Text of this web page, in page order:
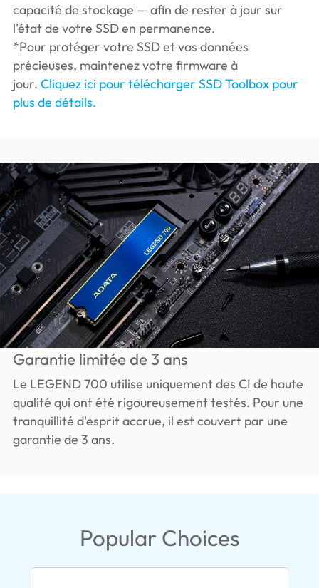
capacité de stockage — afin de rester à jour sur
l'état de votre SSD en permanence.
*Pour protéger votre SSD et vos données
précieuses, maintenez votre firmware à
jour. Cliquez ici pour télécharger SSD Toolbox pour
plus de détails.
Garantie limitée de 3 ans
Le LEGEND 700 utilise uniquement des CI de haute
qualité qui ont été rigoureusement testés. Pour une
tranquillité d'esprit accrue, il est couvert par une
garantie de 3 ans.
Popular Choices